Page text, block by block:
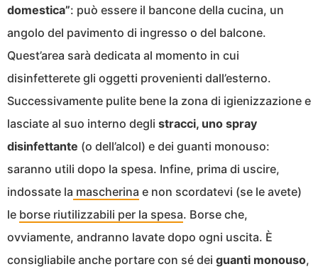
domestica”: può essere il bancone della cucina, un
angolo del pavimento di ingresso o del balcone.
Quest’area sarà dedicata al momento in cui
disinfetterete gli oggetti provenienti dall’esterno.
Successivamente pulite bene la zona di igienizzazione e
lasciate al suo interno degli stracci, uno spray
disinfettante (o dell’alcol) e dei guanti monouso:
saranno utili dopo la spesa. Infine, prima di uscire,
indossate la mascherina e non scordatevi (se le avete)
le borse riutilizzabili per la spesa. Borse che,
ovviamente, andranno lavate dopo ogni uscita. È
consigliabile anche portare con sé dei guanti monouso,